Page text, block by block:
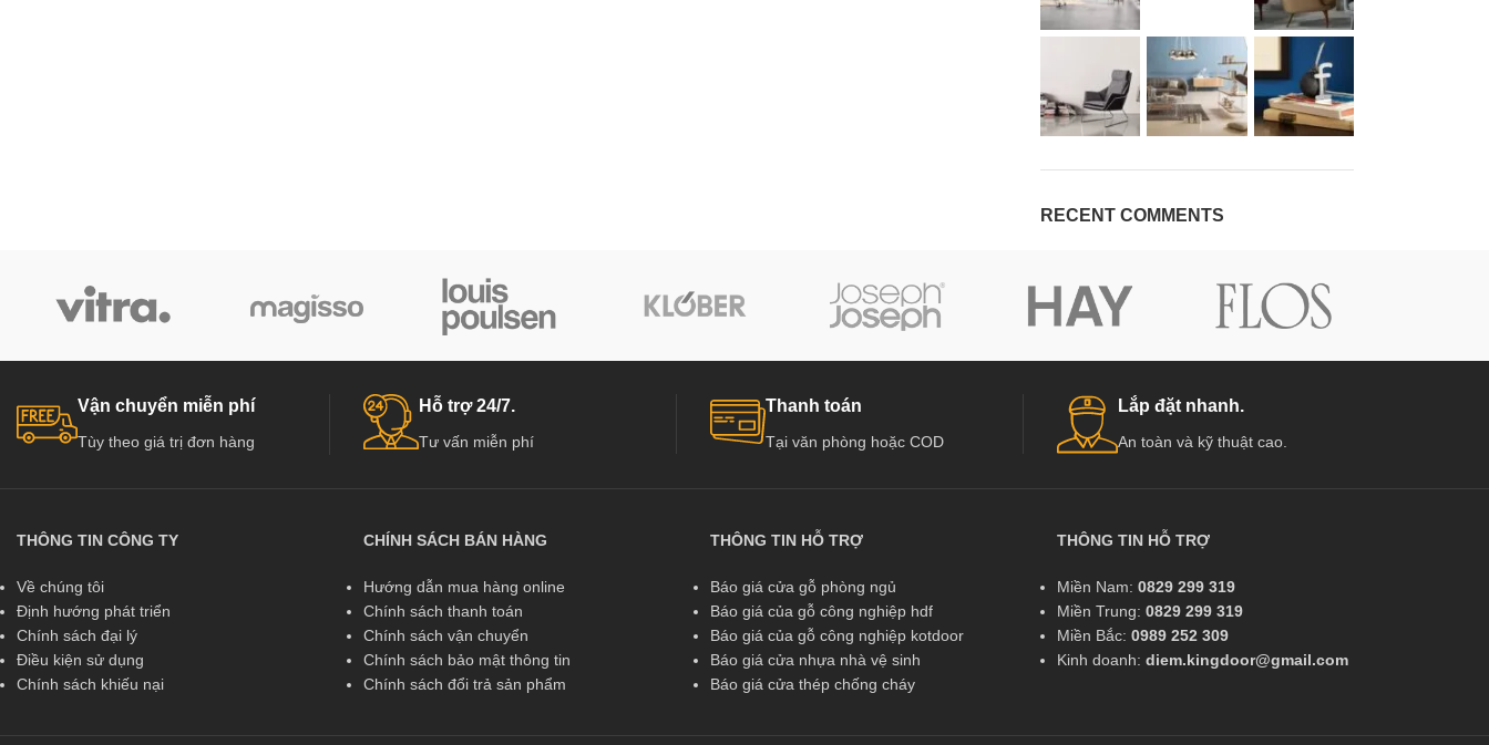
RECENT COMMENTS
Vận chuyển miễn phí
Tùy theo giá trị đơn hàng
Hỗ trợ 24/7.
Tư vấn miễn phí
Thanh toán
Tại văn phòng hoặc COD
Lắp đặt nhanh.
An toàn và kỹ thuật cao.
THÔNG TIN CÔNG TY
Về chúng tôi
Định hướng phát triển
Chính sách đại lý
Điều kiện sử dụng
Chính sách khiếu nại
CHÍNH SÁCH BÁN HÀNG
Hướng dẫn mua hàng online
Chính sách thanh toán
Chính sách vận chuyển
Chính sách bảo mật thông tin
Chính sách đổi trả sản phẩm
THÔNG TIN HỖ TRỢ
Báo giá cửa gỗ phòng ngủ
Báo giá của gỗ công nghiệp hdf
Báo giá của gỗ công nghiệp kotdoor
Báo giá cửa nhựa nhà vệ sinh
Báo giá cửa thép chống cháy
THÔNG TIN HỖ TRỢ
Miền Nam: 0829 299 319
Miền Trung: 0829 299 319
Miền Bắc: 0989 252 309
Kinh doanh: diem.kingdoor@gmail.com